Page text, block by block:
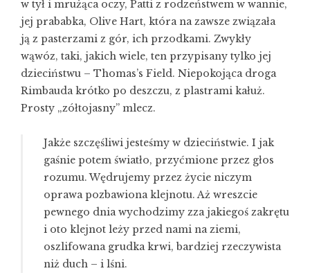
w tył i mrużąca oczy, Patti z rodzeństwem w wannie,
jej prababka, Olive Hart, która na zawsze związała
ją z pasterzami z gór, ich przodkami. Zwykły
wąwóz, taki, jakich wiele, ten przypisany tylko jej
dzieciństwu – Thomas’s Field. Niepokojąca droga
Rimbauda krótko po deszczu, z plastrami kałuż.
Prosty „zółtojasny” mlecz.
Jakże szczęśliwi jesteśmy w dzieciństwie. I jak
gaśnie potem światło, przyćmione przez głos
rozumu. Wędrujemy przez życie niczym
oprawa pozbawiona klejnotu. Aż wreszcie
pewnego dnia wychodzimy zza jakiegoś zakrętu
i oto klejnot leży przed nami na ziemi,
oszlifowana grudka krwi, bardziej rzeczywista
niż duch – i lśni.